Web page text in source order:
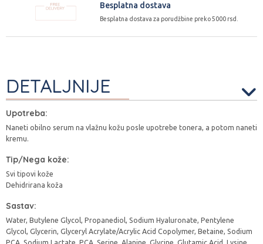
Besplatna dostava
Besplatna dostava za porudžbine preko 5000 rsd.
DETALJNIJE
Upotreba:
Naneti obilno serum na vlažnu kožu posle upotrebe tonera, a potom naneti
kremu.
Tip/Nega kože:
Svi tipovi kože
Dehidrirana koža
Sastav:
Water, Butylene Glycol, Propanediol, Sodium Hyaluronate, Pentylene
Glycol, Glycerin, Glyceryl Acrylate/Acrylic Acid Copolymer, Betaine, Sodium